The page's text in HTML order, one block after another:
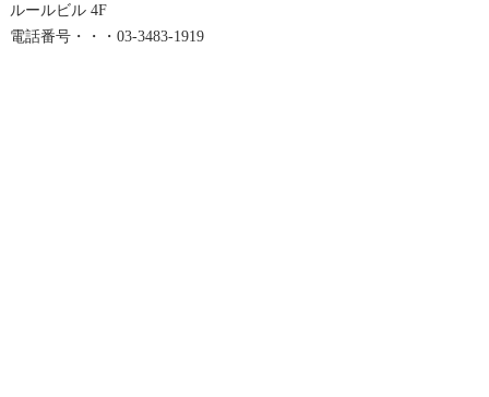
ルールビル 4F
電話番号・・・03-3483-1919